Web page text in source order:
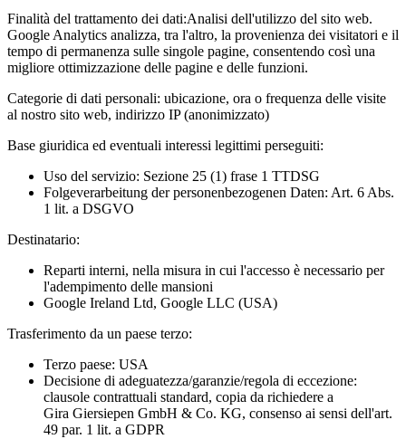
Finalità del trattamento dei dati:Analisi dell'utilizzo del sito web.
Google Analytics analizza, tra l'altro, la provenienza dei visitatori e il
tempo di permanenza sulle singole pagine, consentendo così una
migliore ottimizzazione delle pagine e delle funzioni.
Categorie di dati personali: ubicazione, ora o frequenza delle visite
al nostro sito web, indirizzo IP (anonimizzato)
Base giuridica ed eventuali interessi legittimi perseguiti:
Uso del servizio: Sezione 25 (1) frase 1 TTDSG
Folgeverarbeitung der personenbezogenen Daten: Art. 6 Abs.
1 lit. a DSGVO
Destinatario:
Reparti interni, nella misura in cui l'accesso è necessario per
l'adempimento delle mansioni
Google Ireland Ltd, Google LLC (USA)
Trasferimento da un paese terzo:
Terzo paese: USA
Decisione di adeguatezza/garanzie/regola di eccezione:
clausole contrattuali standard, copia da richiedere a
Gira Giersiepen GmbH & Co. KG, consenso ai sensi dell'art.
49 par. 1 lit. a GDPR